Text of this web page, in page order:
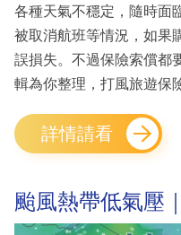
各種天氣不穩定，隨時面
被取消航班等情況，如果
誤損失。不過保險索償都
輯為你整理，打風旅遊保
詳情請看
颱風熱帶低氣壓